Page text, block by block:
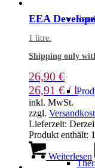
EEA
1 litre.
Shipping only
26,90 €
26,91 €/ l
inkl. MwSt.
zzgl.
Lieferzeit:
Produkt enthält: 1
Weiterlesen